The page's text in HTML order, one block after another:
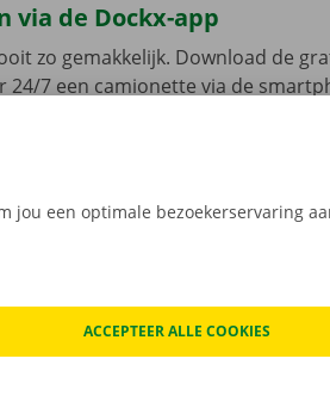
via de Dockx-app
zo gemakkelijk. Download de
24/7 een camionette via de
Dockx Service Shop naar keuze.
jou een optimale bezoekerservaring
ACCEPTEER ALLE COOKIES